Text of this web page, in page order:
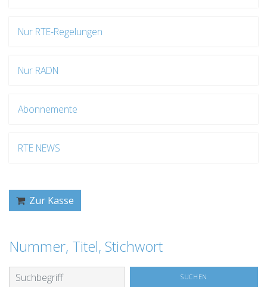
Nur RTE-Regelungen
Nur RADN
Abonnemente
RTE NEWS
Zur Kasse
Nummer, Titel, Stichwort